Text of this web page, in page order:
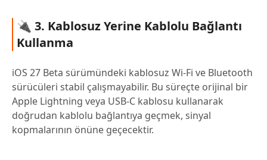
🔌 3. Kablosuz Yerine Kablolu Bağlantı
Kullanma
iOS 27 Beta sürümündeki kablosuz Wi-Fi ve Bluetooth
sürücüleri stabil çalışmayabilir. Bu süreçte orijinal bir
Apple Lightning veya USB-C kablosu kullanarak
doğrudan kablolu bağlantıya geçmek, sinyal
kopmalarının önüne geçecektir.